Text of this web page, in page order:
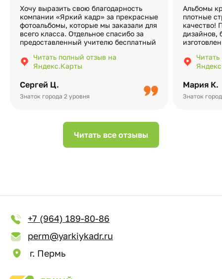
Сергей Ц.
Знаток города 2 уровня
Хочу выразить свою благодарность
компании «Яркий кадр» за прекрасные
фотоальбомы, которые мы заказали для
всего класса. Отдельное спасибо за
предоставленный учителю бесплатный
подчёркивает значимость события.
Качество альбомов на высшем уровне:
Читать полный отзыв на
Яндекс.Карты
Мария К.
Знаток
Альбомы
плотные
качество!
дизайнов,
добавить
видео с
Читать все отзывы
+7 (964) 189-80-86
perm@yarkiykadr.ru
г. Пермь